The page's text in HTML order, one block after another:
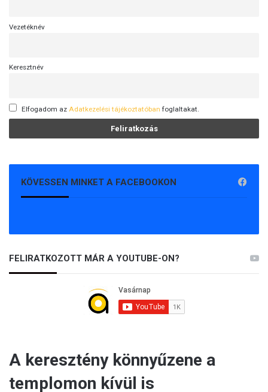
Vezetéknév
Keresztnév
Elfogadom az Adatkezelési tájékoztatóban foglaltakat.
KÖVESSEN MINKET A FACEBOOKON
FELIRATKOZOTT MÁR A YOUTUBE-ON?